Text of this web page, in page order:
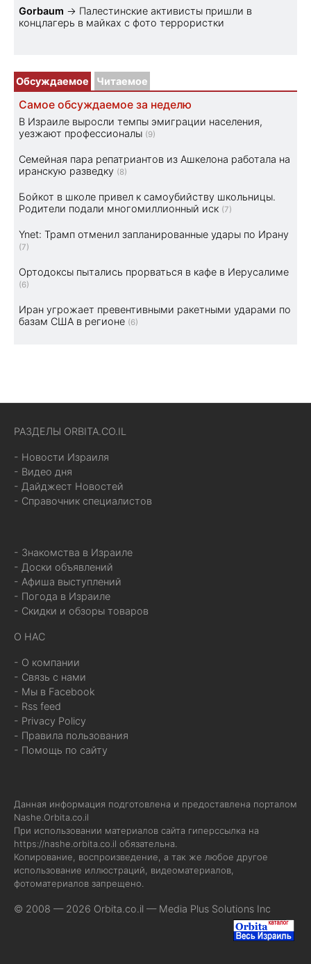
Gorbaum → Палестинские активисты пришли в
концлагерь в майках с фото террористки
Обсуждаемое Читаемое
Самое обсуждаемое за неделю
В Израиле выросли темпы эмиграции населения,
уезжают профессионалы (9)
Семейная пара репатриантов из Ашкелона работала на
иранскую разведку (8)
Бойкот в школе привел к самоубийству школьницы.
Родители подали многомиллионный иск (7)
Ynet: Трамп отменил запланированные удары по Ирану
(7)
Ортодоксы пытались прорваться в кафе в Иерусалиме
(6)
Иран угрожает превентивными ракетными ударами по
базам США в регионе (6)
РАЗДЕЛЫ ORBITA.CO.IL
- Новости Израиля
- Видео дня
- Дайджест Новостей
- Справочник специалистов
- Знакомства в Израиле
- Доски объявлений
- Афиша выступлений
- Погода в Израиле
- Скидки и обзоры товаров
О НАС
- О компании
- Связь с нами
- Мы в Facebook
- Rss feed
- Privacy Policy
- Правила пользования
- Помощь по сайту
Данная информация подготовлена и предоставлена порталом
Nashe.Orbita.co.il
При использовании материалов сайта гиперссылка на
https://nashe.orbita.co.il обязательна.
Копирование, воспроизведение, а так же любое другое
использование иллюстраций, видеоматериалов,
фотоматериалов запрещено.
© 2008 — 2026 Orbita.co.il — Media Plus Solutions Inc